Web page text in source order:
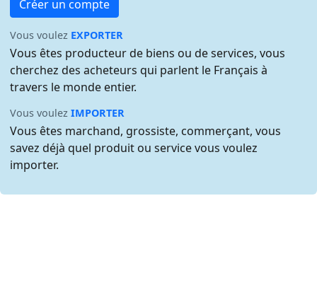
Créer un compte
Vous voulez EXPORTER
Vous êtes producteur de biens ou de services, vous
cherchez des acheteurs qui parlent le Français à
travers le monde entier.
Vous voulezIMPORTER
Vous êtes marchand, grossiste, commerçant, vous
savez déjà quel produit ou service vous voulez
importer.